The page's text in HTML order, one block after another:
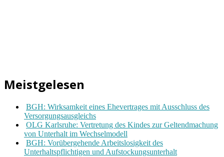
Meistgelesen
BGH: Wirksamkeit eines Ehevertrages mit Ausschluss des
Versorgungsausgleichs
OLG Karlsruhe: Vertretung des Kindes zur Geltendmachung
von Unterhalt im Wechselmodell
BGH: Vorübergehende Arbeitslosigkeit des
Unterhaltspflichtigen und Aufstockungsunterhalt